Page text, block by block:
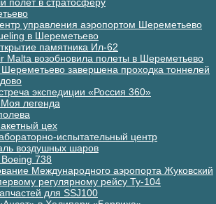
управления аэропортом Шереметьево
в Шереметьево
памятника Ил-62
Malta возобновила полеты в Шереметьево
завершена проходка тоннелей
экспедиции «Россия 360»
легенда
цех
испытательный центр
воздушных шаров
738
Международного аэропорта Жуковский
регулярному рейсу Ту-104
для SSJ100